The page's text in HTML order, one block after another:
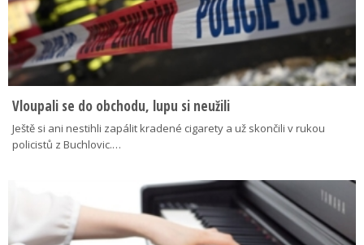
Vloupali se do obchodu, lupu si neužili
Ještě si ani nestihli zapálit kradené cigarety a už skončili v rukou
policistů z Buchlovic.…